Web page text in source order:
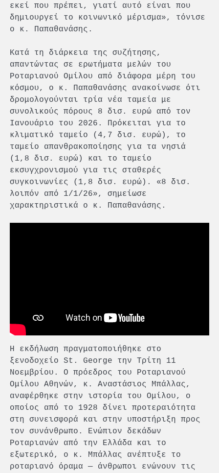
εκεί που πρέπει, γιατί αυτό είναι που
δημιουργεί το κοινωνικό μέρισμα», τόνισε
ο κ. Παπαθανάσης.
Κατά τη διάρκεια της συζήτησης,
απαντώντας σε ερωτήματα μελών του
Ροταριανού Ομίλου από διάφορα μέρη του
κόσμου, ο κ. Παπαθανάσης ανακοίνωσε ότι
δρομολογούνται τρία νέα ταμεία με
συνολικούς πόρους 8 δισ. ευρώ από τον
Ιανουάριο του 2026. Πρόκειται για το
κλιματικό ταμείο (4,7 δισ. ευρώ), το
ταμείο απανθρακοποίησης για τα νησιά
(1,8 δισ. ευρώ) και το ταμείο
εκσυγχρονισμού για τις σταθερές
συγκοινωνίες (1,8 δισ. ευρώ). «8 δισ.
λοιπόν από 1/1/26», σημείωσε
χαρακτηριστικά ο κ. Παπαθανάσης.
Η εκδήλωση πραγματοποιήθηκε στο
ξενοδοχείο St. George την Τρίτη 11
Νοεμβρίου. Ο πρόεδρος του Ροταριανού
Ομίλου Αθηνών, κ. Αναστάσιος Μπάλλας,
αναφέρθηκε στην ιστορία του Ομίλου, ο
οποίος από το 1928 δίνει προτεραιότητα
στη συνεισφορά και στην υποστήριξη προς
τον συνάνθρωπο. Ενώπιον δεκάδων
Ροταριανών από την Ελλάδα και το
εξωτερικό, ο κ. Μπάλλας ανέπτυξε το
ροταριανό όραμα — άνθρωποι ενώνουν τις